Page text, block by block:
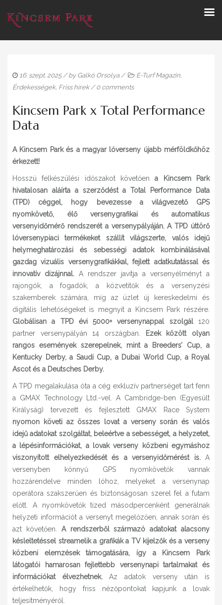
16. szept. 2025/ by Galkó Orsolya/ E-Turf Magazin,
Érdekességek, Friss hírek/0 comments
Kincsem Park x Total Performance
Data
A Kincsem Park és a magyar lóverseny újabb mérföldkőhöz
érkezett!
Hosszú felkészülési időszakot követőena Kincsem Park
hivatalosan aláírta a szerződést a Total Performance Data
(TPD) céggel,
hogy bevezesse a világvezető GPS
nyomkövető, élő versenygrafikai és automatikus
versenyidőmérő rendszerét a versenypályáján. A TPD úttörő
lóversenypiaci termékeket szállít világszerte, valós idejű
helymeghatározási és sebességi adatok kombinálásával
gazdag vizuális versenygrafikákkal, fejlett adatkutatással és
innovatív dizájnnal. A rendszer javítja a versenyélményt a
rajongók, a fogadók, a közvetítők és a versenyzési
szakemberek számára, míg az üzlet új kereskedelmi és
digitális lehetőségeket is megnyit a Kincsem Park részére.
Globálisan a TPD évi 5000+ versenynappal szolgál120
partner versenypályán 14 országban.
Ezek között olyan
rangos események szerepelnek, mint a Breeders’ Cup, a
Kentucky Derby, a Saudi Cup, a Dubai World Cup, a Royal
Ascot és a Deutsches Derby.
A TPD megalakulása óta a cég exkluzív partnerséget tart fenn
a GMAX Technology Ltd.-vel. A Cambridge-ben (Egyesült
Királyság) tervezett és fejlesztett GMAX Race System
nyomon követi az összes lovat a verseny során és valós
idejű adatokat szolgáltat, beleértve a sebességet, a helyzetet,
a lépésinformációkat, a lovak verseny közbeni egymáshoz
viszonyított elhelyezkedését és a versenyidőmérést is.A
versenyben könnyű GPS nyomkövetők vannak
hozzárendelve minden lóhoz, melyeket a versenynap
operátora szakszerűen és biztonságosan szerel fel a futam
előtt. A nyomkövetők tized másodpercenként generálnak
helyzeti információt a versenyt megelőzően, annak során és
azt követően. A rendszerből származó adatokat alacsony
késleltetéssel streamelik a grafikák a TV kijelzők és a verseny
közbeni elemzések támogatására, így a Kincsem Park
látogatói hamarosan fejlettebb versenynapi tartalmakat és
információkat élvezhetnek.Az adatok verseny után is
értékelhetők, hogy friss nézőpontokat kapjunk a lovak
teljesítményéről.